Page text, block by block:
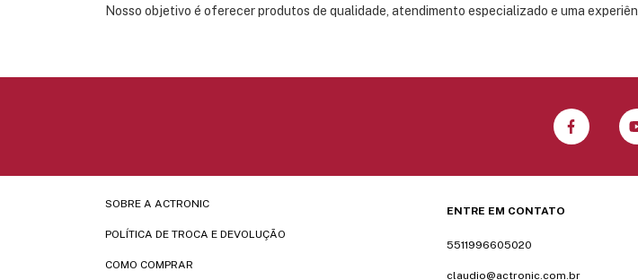
Nosso objetivo é oferecer produtos de qualidade, atendimento especializado e uma
SOBRE A ACTRONIC
POLÍTICA DE TROCA E DEVOLUÇÃO
COMO COMPRAR
ENTRE EM CONTATO
5511996605020
claudio@actronic.com.br